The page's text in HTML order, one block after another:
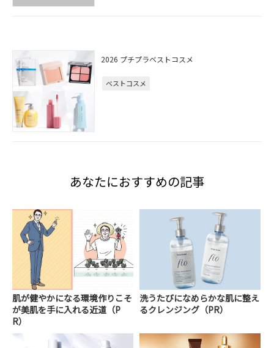
2026 プチプラベストコスメ
ベストコスメ
あなたにおすすめの記事
肌が健やかになる環境作りこそ
が美肌を手に入れる近道（P
R）
洗うたびになめらかな肌に整え
るクレンジング（PR）